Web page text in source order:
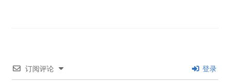
订阅评论 登录